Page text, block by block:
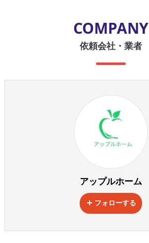
COMPANY
依頼会社・業者
アップルホーム
フォローする